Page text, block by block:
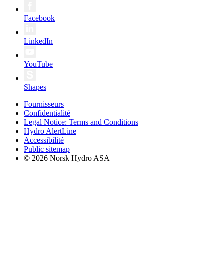
Facebook
LinkedIn
YouTube
Shapes
Fournisseurs
Confidentialité
Legal Notice: Terms and Conditions
Hydro AlertLine
Accessibilité
Public sitemap
© 2026 Norsk Hydro ASA